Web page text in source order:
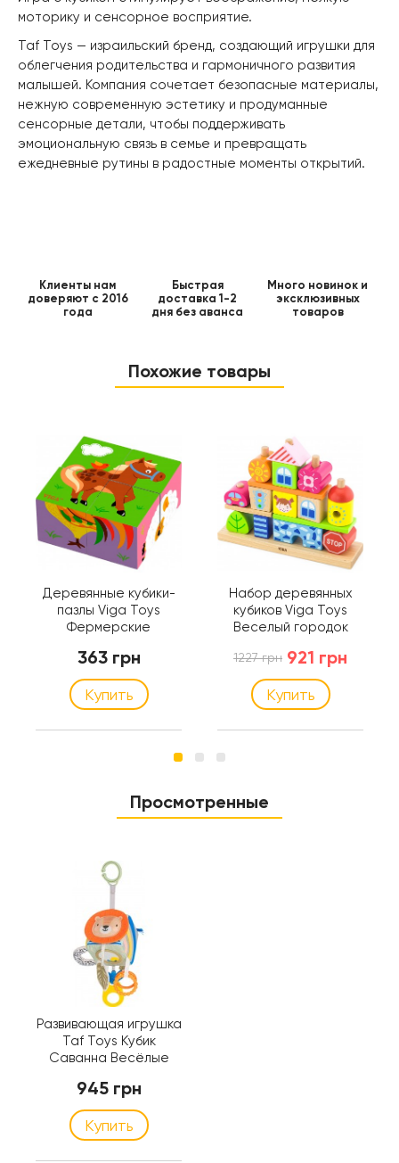
моторику и сенсорное восприятие.
Taf Toys — израильский бренд, создающий игрушки для
облегчения родительства и гармоничного развития
малышей. Компания сочетает безопасные материалы,
нежную современную эстетику и продуманные
сенсорные детали, чтобы поддерживать
эмоциональную связь в семье и превращать
ежедневные рутины в радостные моменты открытий.
Клиенты нам
доверяют с 2016
года
Быстрая
доставка 1-2
дня без аванса
Много новинок и
эксклюзивных
товаров
Похожие товары
Деревянные кубики-
пазлы Viga Toys
Фермерские
363 грн
Купить
Набор деревянных
кубиков Viga Toys
Веселый городок
1227 грн 921 грн
Купить
Просмотренные
Развивающая игрушка
Taf Toys Кубик
Саванна Весёлые
креплением (12755)
945 грн
Купить